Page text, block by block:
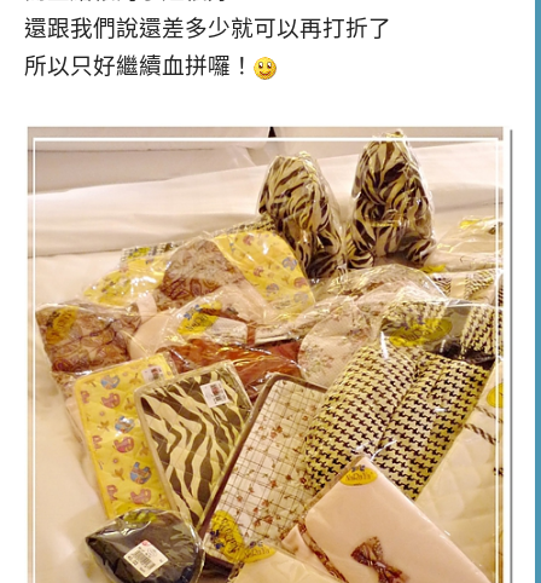
還跟我們說還差多少就可以再打折了
所以只好繼續血拼囉！